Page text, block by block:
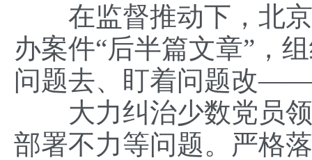
在监督推动下，北京
办案件“后半篇文章”，
问题去、盯着问题改——
大力纠治少数党员领
部署不力等问题。严格